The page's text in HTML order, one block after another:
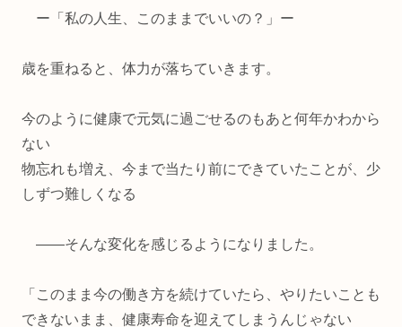
ー「私の人生、このままでいいの？」ー
歳を重ねると、体力が落ちていきます。
今のように健康で元気に過ごせるのもあと何年かわから
ない
物忘れも増え、今まで当たり前にできていたことが、少
しずつ難しくなる
——そんな変化を感じるようになりました。
「このまま今の働き方を続けていたら、やりたいことも
できないまま、健康寿命を迎えてしまうんじゃない